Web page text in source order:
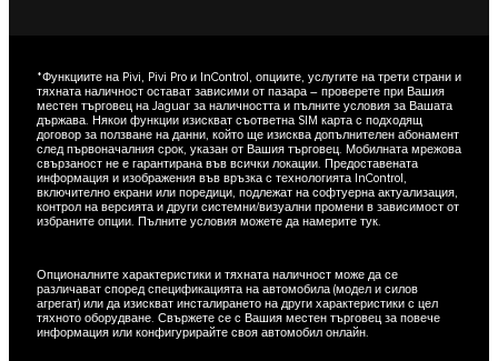
*Функциите на Pivi, Pivi Pro и InControl, опциите, услугите на трети страни и
тяхната наличност остават зависими от пазара – проверете при Вашия
местен търговец на Jaguar за наличността и пълните условия за Вашата
държава. Някои функции изискват съответна SIM карта с подходящ
договор за ползване на данни, който ще изисква допълнителен абонамент
след първоначалния срок, указан от Вашия търговец. Мобилната мрежова
свързаност не е гарантирана във всички локации. Предоставената
информация и изображения във връзка с технологията InControl,
включително екрани или поредици, подлежат на софтуерна актуализация,
контрол на версията и други системни/визуални промени в зависимост от
избраните опции. Пълните условия можете да намерите тук.
Опционалните характеристики и тяхната наличност може да се
различават според спецификацията на автомобила (модел и силов
агрегат) или да изискват инсталирането на други характеристики с цел
тяхното оборудване. Свържете се с Вашия местен търговец за повече
информация или конфигурирайте своя автомобил онлайн.